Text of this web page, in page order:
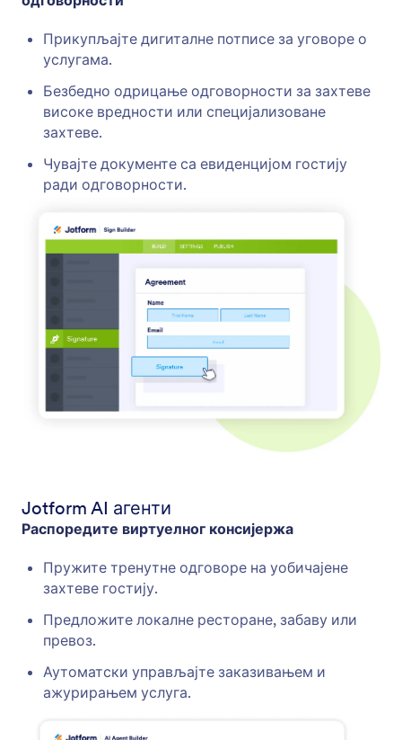
Прикупљајте дигиталне потписе за уговоре о
услугама.
Безбедно одрицање одговорности за захтеве
високе вредности или специјализоване
захтеве.
Чувајте документе са евиденцијом гостију
ради одговорности.
Jotform AI агенти
Распоредите виртуелног консијержа
Пружите тренутне одговоре на уобичајене
захтеве гостију.
Предложите локалне ресторане, забаву или
превоз.
Аутоматски управљајте заказивањем и
ажурирањем услуга.